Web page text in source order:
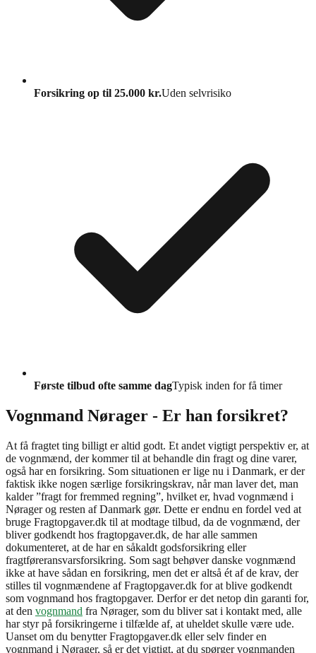
Forsikring op til 25.000 kr.Uden selvrisiko
Første tilbud ofte samme dagTypisk inden for få timer
Vognmand Nørager - Er han forsikret?
At få fragtet ting billigt er altid godt. Et andet vigtigt perspektiv er, at
de vognmænd, der kommer til at behandle din fragt og dine varer,
også har en forsikring. Som situationen er lige nu i Danmark, er der
faktisk ikke nogen særlige forsikringskrav, når man laver det, man
kalder ”fragt for fremmed regning”, hvilket er, hvad vognmænd i
Nørager og resten af Danmark gør. Dette er endnu en fordel ved at
bruge Fragtopgaver.dk til at modtage tilbud, da de vognmænd, der
bliver godkendt hos fragtopgaver.dk, de har alle sammen
dokumenteret, at de har en såkaldt godsforsikring eller
fragtføreransvarsforsikring. Som sagt behøver danske vognmænd
ikke at have sådan en forsikring, men det er altså ét af de krav, der
stilles til vognmændene af Fragtopgaver.dk for at blive godkendt
som vognmand hos fragtopgaver. Derfor er det netop din garanti for,
at den vognmand fra Nørager, som du bliver sat i kontakt med, alle
har styr på forsikringerne i tilfælde af, at uheldet skulle være ude.
Uanset om du benytter Fragtopgaver.dk eller selv finder en
vognmand i Nørager, så er det vigtigt, at du spørger vognmanden